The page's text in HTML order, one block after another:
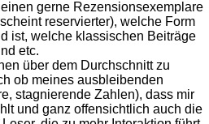
gerne Rezensionsexemplare
reservierter), welche Form
ist, welche klassischen Beiträge
etc.
über dem Durchschnitt zu
ob meines ausbleibenden
stagnierende Zahlen), dass mir
und ganz offensichtlich auch die